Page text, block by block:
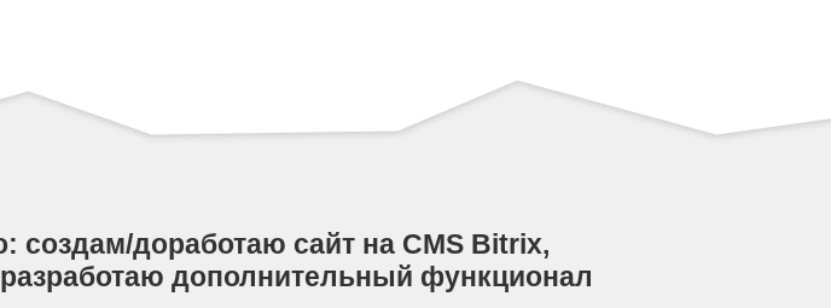
создам/доработаю сайт на CMS Bitrix,
дополнительный функционал